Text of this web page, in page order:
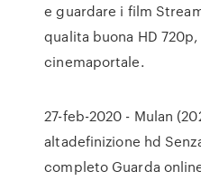
e guardare i film
qualita buona HD
cinemaportale.
27-feb-2020 - Mulan
altadefinizione hd
completo Guarda